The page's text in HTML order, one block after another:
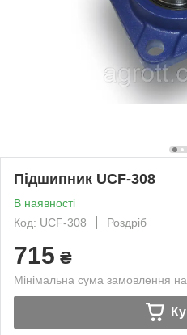
Підшипник UCF-308
В наявності
Код: UCF-308
Роздріб
715 ₴
Мінімальна сума замовлення